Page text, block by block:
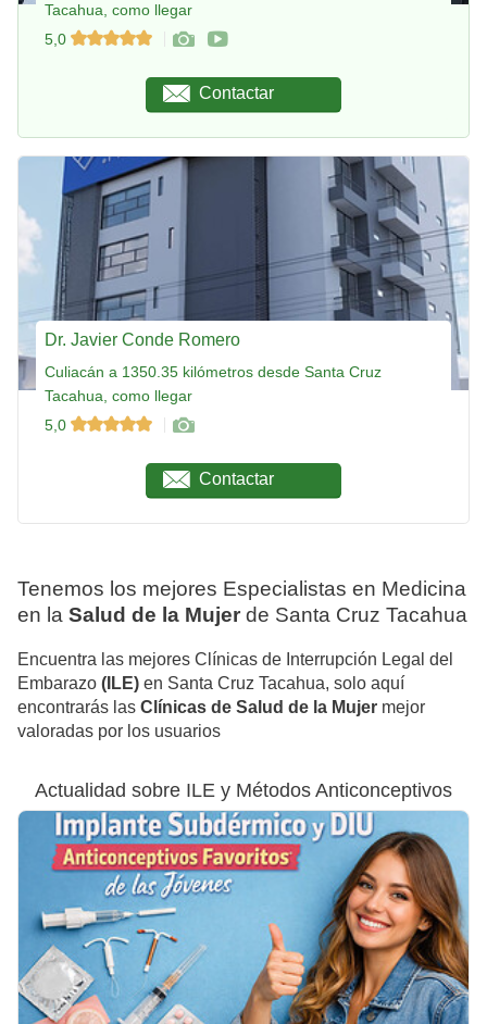
Tacahua, como llegar
5,0
Contactar
Dr. Javier Conde Romero
Culiacán a 1350.35 kilómetros desde Santa Cruz
Tacahua, como llegar
5,0
Contactar
Tenemos los mejores Especialistas en Medicina
en la Salud de la Mujer de Santa Cruz Tacahua
Encuentra las mejores Clínicas de Interrupción Legal del
Embarazo (ILE) en Santa Cruz Tacahua, solo aquí
encontrarás las Clínicas de Salud de la Mujer mejor
valoradas por los usuarios
Actualidad sobre ILE y Métodos Anticonceptivos